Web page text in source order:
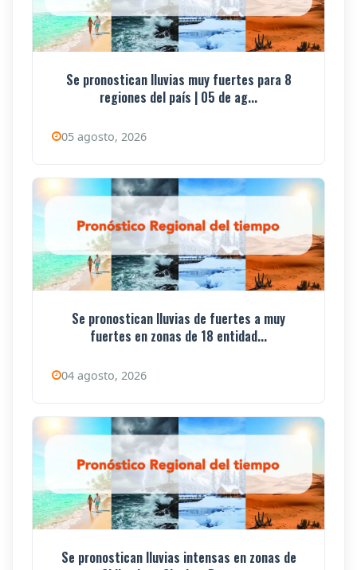
Se pronostican lluvias muy fuertes para 8
regiones del país | 05 de ag...
05 agosto, 2026
Se pronostican lluvias de fuertes a muy
fuertes en zonas de 18 entidad...
04 agosto, 2026
Se pronostican lluvias intensas en zonas de